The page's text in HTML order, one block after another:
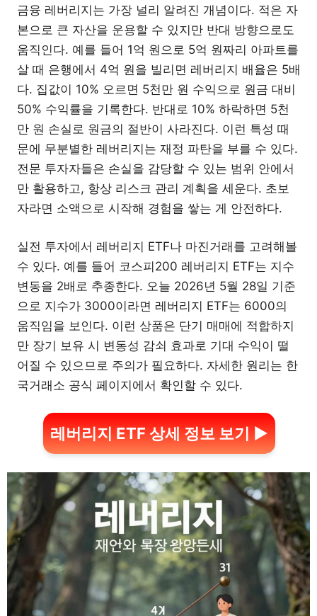
금융 레버리지는 가장 널리 알려진 개념이다. 적은 자
본으로 큰 자산을 운용할 수 있지만 반대 방향으로도
움직인다. 예를 들어 1억 원으로 5억 원짜리 아파트를
살 때 은행에서 4억 원을 빌리면 레버리지 배율은 5배
다. 집값이 10% 오르면 5천만 원 수익으로 원금 대비
50% 수익률을 기록한다. 반대로 10% 하락하면 5천
만 원 손실로 원금의 절반이 사라진다. 이런 특성 때
문에 무분별한 레버리지는 재정 파탄을 부를 수 있다.
전문 투자자들은 손실을 감당할 수 있는 범위 안에서
만 활용하고, 항상 리스크 관리 계획을 세운다. 초보
자라면 소액으로 시작해 경험을 쌓는 게 안전하다.
실전 투자에서 레버리지 ETF나 마진거래를 고려해볼
수 있다. 예를 들어 코스피200 레버리지 ETF는 지수
변동을 2배로 추종한다. 오늘 2026년 5월 28일 기준
으로 지수가 3000이라면 레버리지 ETF는 6000의
움직임을 보인다. 이런 상품은 단기 매매에 적합하지
만 장기 보유 시 변동성 감쇠 효과로 기대 수익이 떨
어질 수 있으므로 주의가 필요하다. 자세한 원리는 한
국거래소 공식 페이지에서 확인할 수 있다.
레버리지 ETF 상세 정보 보기 ▶